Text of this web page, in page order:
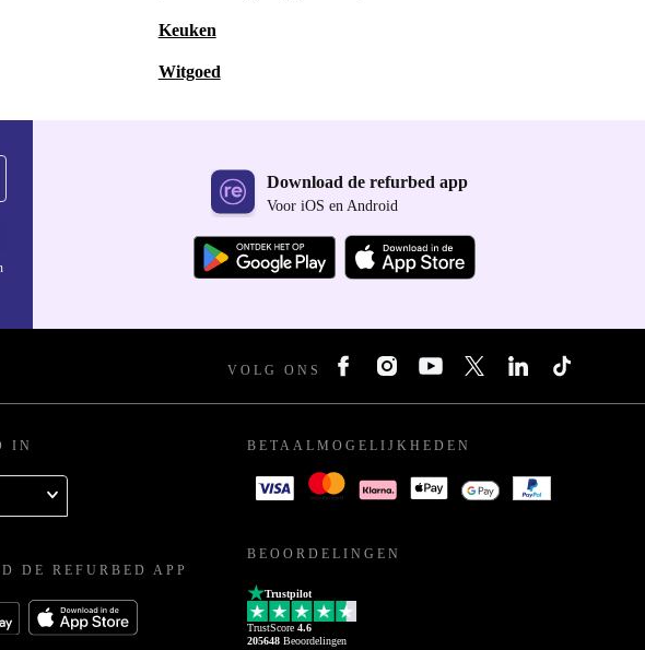
Keuken
Witgoed
Download de refurbed app
Voor iOS en Android
VOLG ONS
IN
DE REFURBED APP
BETAALMOGELIJKHEDEN
BEOORDELINGEN
Trustpilot
TrustScore 4.6
205648 Beoordelingen